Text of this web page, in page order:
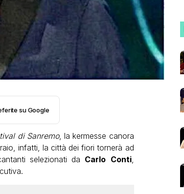
su Google
di Sanremo, la kermesse canora
infatti, la città dei fiori tornerà ad
selezionati da Carlo Conti,